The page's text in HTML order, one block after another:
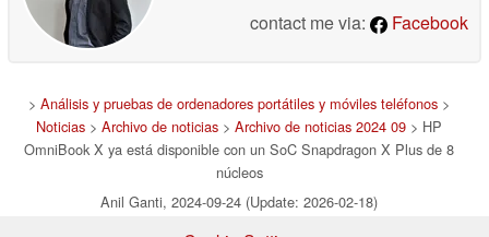
contact me via:
Facebook
> Análisis y pruebas de ordenadores portátiles y móviles teléfonos >
Noticias > Archivo de noticias > Archivo de noticias 2024 09 > HP
OmniBook X ya está disponible con un SoC Snapdragon X Plus de 8
núcleos
Anil Ganti, 2024-09-24 (Update: 2026-02-18)